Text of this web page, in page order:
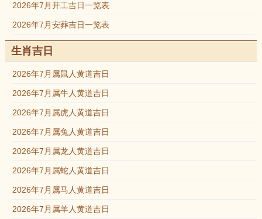
2026年7月开工吉日一览表
2026年7月安葬吉日一览表
生肖吉日
2026年7月属鼠人黄道吉日
2026年7月属牛人黄道吉日
2026年7月属虎人黄道吉日
2026年7月属兔人黄道吉日
2026年7月属龙人黄道吉日
2026年7月属蛇人黄道吉日
2026年7月属马人黄道吉日
2026年7月属羊人黄道吉日